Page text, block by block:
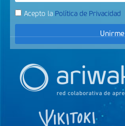
Acepto la Política de Privacidad
Unirme